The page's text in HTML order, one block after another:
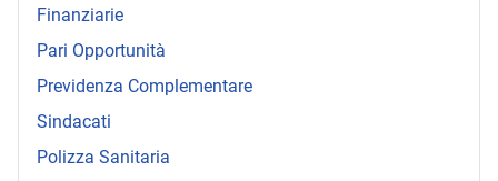
Finanziarie
Pari Opportunità
Previdenza Complementare
Sindacati
Polizza Sanitaria